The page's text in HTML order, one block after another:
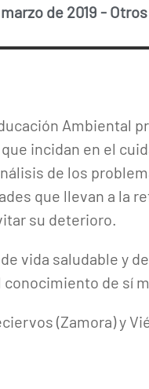
de 2019 - Otros
Ambiental
incidan en el
de los
que llevan a la
su deterioro.
vida saludable y
de sí
(Zamora) y